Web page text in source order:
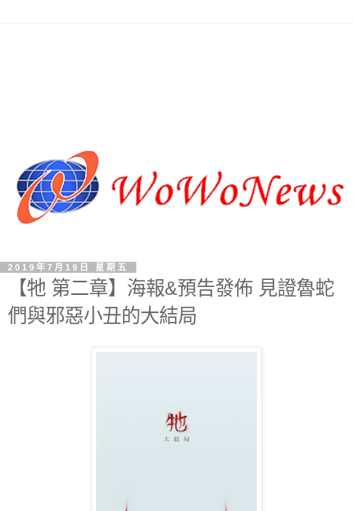
2019年7月19日 星期五
【牠 第二章】海報&預告發佈 見證魯蛇
們與邪惡小丑的大結局